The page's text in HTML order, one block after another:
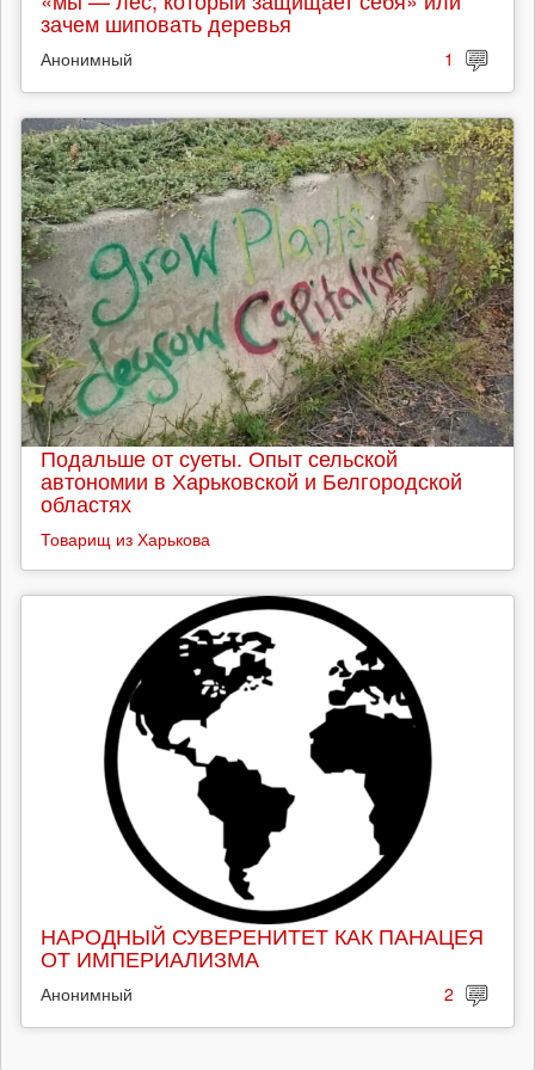
зачем шиповать деревья
Анонимный 1
Подальше от суеты. Опыт сельской
автономии в Харьковской и Белгородской
областях
Товарищ из Харькова
НАРОДНЫЙ СУВЕРЕНИТЕТ КАК ПАНАЦЕЯ
ОТ ИМПЕРИАЛИЗМА
Анонимный 2